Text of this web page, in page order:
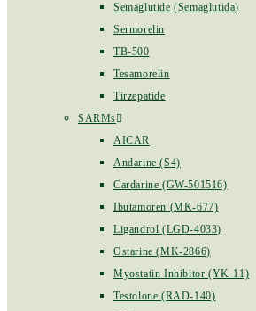
Semaglutide (Semaglutida)
Sermorelin
TB-500
Tesamorelin
Tirzepatide
SARMs
AICAR
Andarine (S4)
Cardarine (GW-501516)
Ibutamoren (MK-677)
Ligandrol (LGD-4033)
Ostarine (MK-2866)
Myostatin Inhibitor (YK-11)
Testolone (RAD-140)